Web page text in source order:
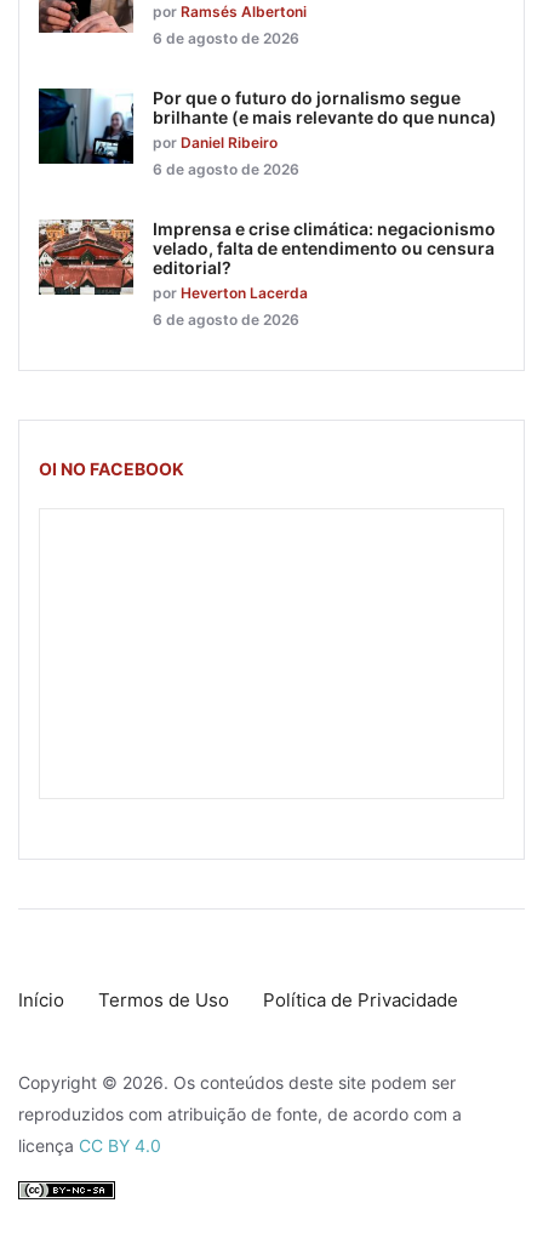
por Ramsés Albertoni
6 de agosto de 2026
Por que o futuro do jornalismo segue
brilhante (e mais relevante do que nunca)
por Daniel Ribeiro
6 de agosto de 2026
Imprensa e crise climática: negacionismo
velado, falta de entendimento ou censura
editorial?
por Heverton Lacerda
6 de agosto de 2026
OI NO FACEBOOK
Início Termos de Uso Política de Privacidade
Copyright © 2026. Os conteúdos deste site podem ser
reproduzidos com atribuição de fonte, de acordo com a
licença CC BY 4.0